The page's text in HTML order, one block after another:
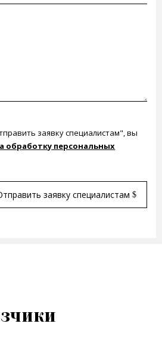
заявку специалистам", вы
обработку персональных
заявку специалистам